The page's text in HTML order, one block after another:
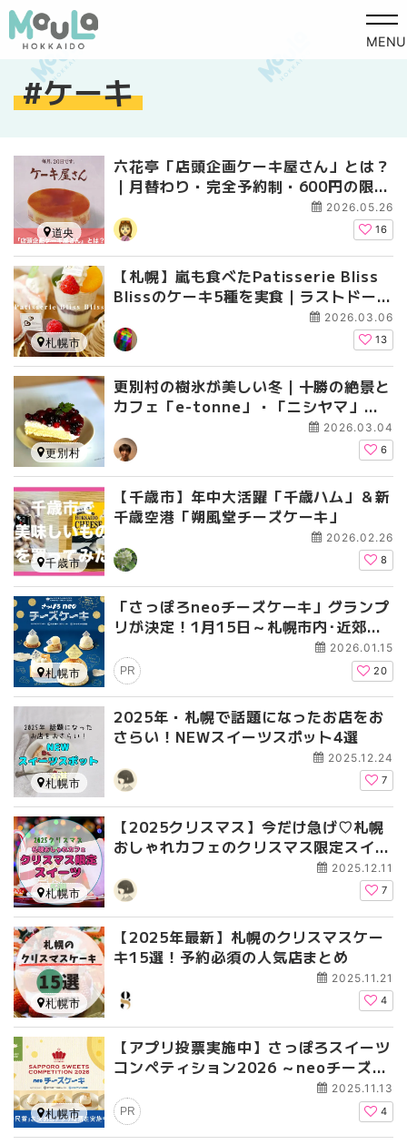
MENU
ケーキ
六花亭「店頭企画ケーキ屋さん」とは？
｜月替わり・完全予約制・600円の限定
ケーキを実食レポ【予約方法も】2026.05.26
16
道央
【札幌】嵐も食べたPatisserie Bliss
Blissのケーキ5種を実食｜ラストドーム
ツアー前に立ち寄りたい一軒
2026.03.06
13
札幌市
更別村の樹氷が美しい冬｜十勝の絶景と
カフェ「e-tonne」・「ニシヤマ」・
2026.03.04
6
更別村
【千歳市】年中大活躍「千歳ハム」＆新
千歳空港「朔風堂チーズケーキ」
2026.02.26
8
千歳市
「さっぽろneoチーズケーキ」グランプ
リが決定！1月15日～札幌市内･近郊の
2026.01.15
PR 20
札幌市
2025年・札幌で話題になったお店をお
さらい！NEWスイーツスポット4選
2025.12.24
7
札幌市
【2025クリスマス】今だけ急げ♡札幌
おしゃれカフェのクリスマス限定スイー
2025.12.11
7
札幌市
【2025年最新】札幌のクリスマスケー
キ15選！予約必須の人気店まとめ
2025.11.21
4
札幌市
【アプリ投票実施中】さっぽろスイーツ
コンペティション2026 ～neoチーズケ
ーキ～｜市民賞を決めるのはあなた！
2025.11.13
PR 4
札幌市